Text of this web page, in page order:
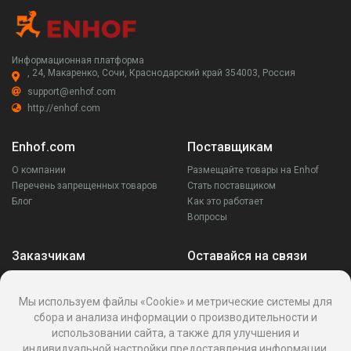
Информационная платформа
, 24, Макаренко, Сочи, Краснодарский край 354003, Россия
support@enhof.com
http://enhof.com
Enhof.com
О компании
Перечень запрещенных товаров
Блог
Поставщикам
Размещайте товары на Enhof
Стать поставщиком
Как это работает
Вопросы
Заказчикам
Написать поставщику
Оставайся на связи
Мы используем файлы «Cookie» и метрические системы для
сбора и анализа информации о производительности и
использовании сайта, а также для улучшения и